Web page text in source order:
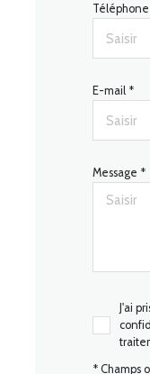
Téléphone
E-mail *
Message *
J'ai
* Champs